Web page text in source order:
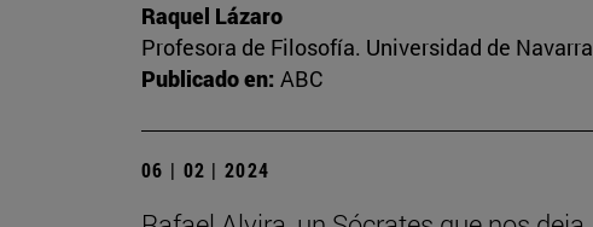
Raquel Lázaro
Profesora de Filosofía. Universidad de Navarra
Publicado en: ABC
06 | 02 | 2024